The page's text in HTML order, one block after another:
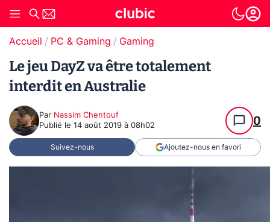
Accueil PC & Gaming Gaming
Le jeu DayZ va être totalement
interdit en Australie
Par Nassim Chentouf
Publié le 14 août 2019 à 08h02 0
Suivez-nous Ajoutez-nous en favori